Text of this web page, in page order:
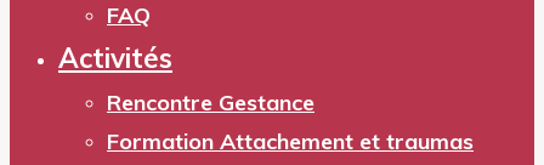
FAQ
Activités
Rencontre Gestance
Formation Attachement et traumas